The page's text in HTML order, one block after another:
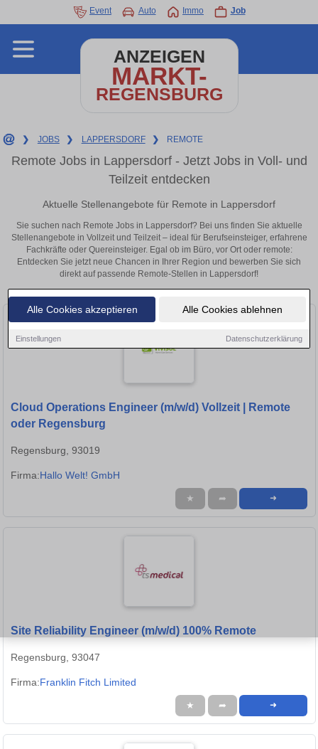
Alle Cookies akzeptieren Alle Cookies ablehnen
Einstellungen Datenschutzerklärung
Event Auto Immo Job
ANZEIGEN
MARKT-
REGENSBURG
❯ JOBS ❯ LAPPERSDORF ❯ REMOTE
Remote Jobs in Lappersdorf - Jetzt Jobs in Voll- und
Teilzeit entdecken
Aktuelle Stellenangebote für Remote in Lappersdorf
Sie suchen nach Remote Jobs in Lappersdorf? Bei uns finden Sie aktuelle
Stellenangebote in Vollzeit und Teilzeit – ideal für Berufseinsteiger, erfahrene
Fachkräfte oder Quereinsteiger. Egal ob im Büro, vor Ort oder remote:
Entdecken Sie jetzt neue Chancen in Ihrer Region und bewerben Sie sich
direkt auf passende Remote-Stellen in Lappersdorf!
Cloud Operations Engineer (m/w/d) Vollzeit | Remote
oder Regensburg
Regensburg, 93019
Firma:Hallo Welt! GmbH
★ ➦ ➜
Site Reliability Engineer (m/w/d) 100% Remote
Regensburg, 93047
Firma:Franklin Fitch Limited
★ ➦ ➜